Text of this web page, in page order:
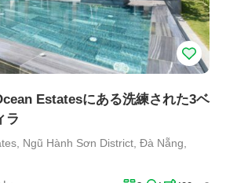
Estatesにある洗練された3ベ
ラ
Ngũ Hành Sơn District, Đà Nẵng,